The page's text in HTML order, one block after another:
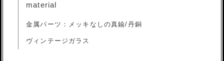
material
金属パーツ：メッキなしの真鍮/丹銅
ヴィンテージガラス